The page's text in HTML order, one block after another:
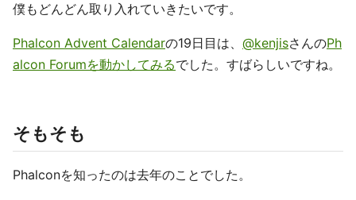
僕もどんどん取り入れていきたいです。
Phalcon Advent Calendarの19日目は、 @kenjisさんのPh
alcon Forumを動かしてみるでした。すばらしいですね。
そもそも
Phalconを知ったのは去年のことでした。